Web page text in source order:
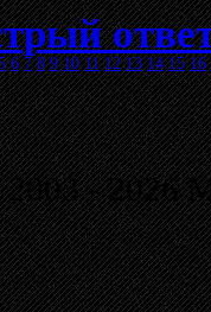
6 7 8 9 10 11 12 13 14 15 16
- 2026